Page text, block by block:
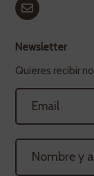
Newsletter
Quieres recibir